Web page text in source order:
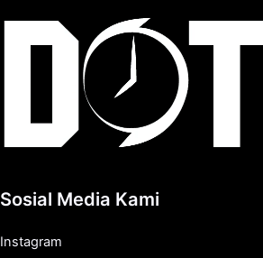
Sosial Media Kami
Instagram